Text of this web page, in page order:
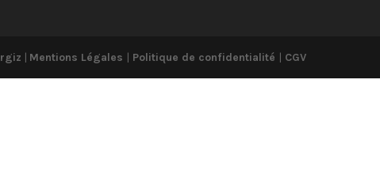
| Mentions Légales | Politique de confidentialité | CGV